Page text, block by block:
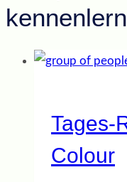
Tages-
Colour